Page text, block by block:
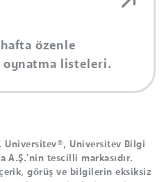
özenle
oynatma listeleri.
Universitev®, Universitev Bilgi
A.Ş.'nin tescilli markasıdır.
görüş ve bilgilerin eksiksiz